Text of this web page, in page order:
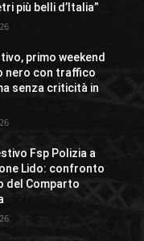
più belli d’Italia”
primo weekend
nero con traffico
senza criticità in
Fsp Polizia a
Lido: confronto
del Comparto